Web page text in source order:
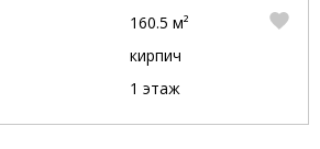
160.5 м²
кирпич
1 этаж